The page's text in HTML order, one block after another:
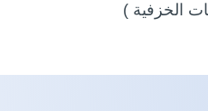
الخزفية )